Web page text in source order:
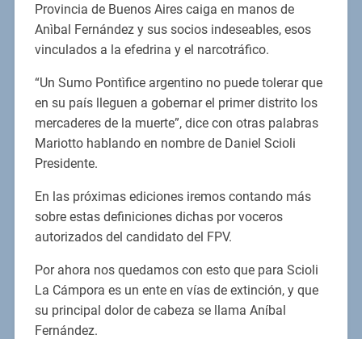
Provincia de Buenos Aires caiga en manos de
Anìbal Fernández y sus socios indeseables, esos
vinculados a la efedrina y el narcotráfico.
“Un Sumo Pontìfice argentino no puede tolerar que
en su país lleguen a gobernar el primer distrito los
mercaderes de la muerte”, dice con otras palabras
Mariotto hablando en nombre de Daniel Scioli
Presidente.
En las próximas ediciones iremos contando más
sobre estas definiciones dichas por voceros
autorizados del candidato del FPV.
Por ahora nos quedamos con esto que para Scioli
La Cámpora es un ente en vías de extinción, y que
su principal dolor de cabeza se llama Aníbal
Fernández.